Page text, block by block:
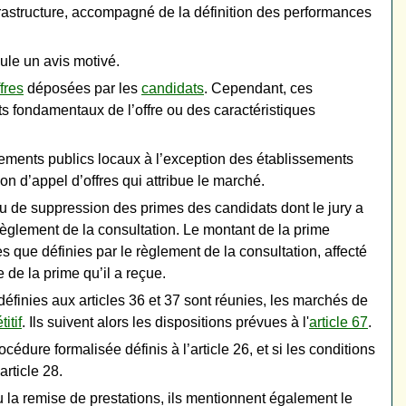
accompagné de la définition des performances
un avis motivé.
déposées par les candidats. Cependant, ces
de l’offre ou des caractéristiques
publics locaux à l’exception des établissements
d’appel d’offres qui attribue le marché.
suppression des primes des candidats dont le jury a
de la consultation. Le montant de la prime
que définies par le règlement de la consultation, affecté
de la prime qu’il a reçue.
aux articles 36 et 37 sont réunies, les marchés de
. Ils suivent alors les dispositions prévues à l'article 67.
formalisée définis à l’article 26, et si les conditions
28.
remise de prestations, ils mentionnent également le